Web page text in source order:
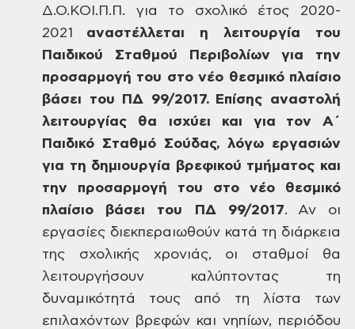
Δ.Ο.ΚΟΙ.Π.Π. για το σχολικό έτος 2020-
2021 αναστέλλεται η λειτουργία του
Παιδικού Σταθμού Περιβολίων για την
προσαρμογή του στο νέο θεσμικό πλαίσιο
βάσει του ΠΔ 99/2017. Επίσης αναστολή
λειτουργίας θα ισχύει και για τον Α΄
Παιδικό Σταθμό Σούδας, λόγω εργασιών
για τη δημιουργία βρεφικού τμήματος και
την προσαρμογή του στο νέο θεσμικό
πλαίσιο βάσει του ΠΔ 99/2017. Αν οι
εργασίες διεκπεραιωθούν κατά τη διάρκεια
της σχολικής χρονιάς, οι σταθμοί θα
λειτουργήσουν καλύπτοντας τη
δυναμικότητά τους από τη λίστα των
επιλαχόντων βρεφών και νηπίων, περιόδου